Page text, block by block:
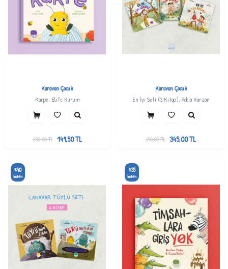
Karavan Çocuk
Karpe, Elife Kurum
230,00TL 149,50TL
Karavan Çocuk
En İyi Seti (3 Kitap), Rabia Karzan
690,00TL 345,00TL
%40
İndirim
%35
İndirim